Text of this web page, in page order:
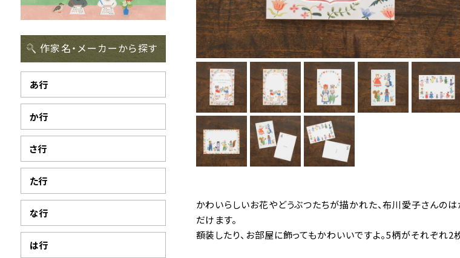
作家名・メーカーから探す
あ行
か行
さ行
た行
な行
は行
かわいらしいお花やどうぶつたちが描かれた、布川愛子さんの
だけます。
額装したり、お部屋に飾ってもかわいいですよ。5柄がそれぞれ2